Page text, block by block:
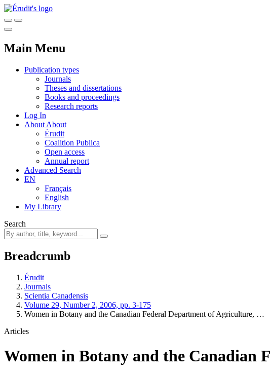
Main Menu
Publication types
Journals
Theses and dissertations
Books and proceedings
Research reports
Log In
About About
Érudit
Coalition Publica
Open access
Annual report
Advanced Search
EN
Français
English
My Library
Search
Breadcrumb
Érudit
Journals
Scientia Canadensis
Volume 29, Number 2, 2006, pp. 3-175
Women in Botany and the Canadian Federal Department of Agriculture, …
Articles
Women in Botany and the Canadian